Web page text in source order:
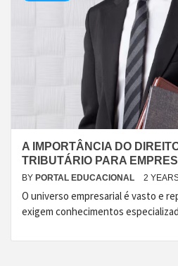
A IMPORTÂNCIA DO
TRIBUTÁRIO PARA
BY PORTAL EDUCACIONAL 2
O universo empresarial é vasto e
exigem conhecimentos